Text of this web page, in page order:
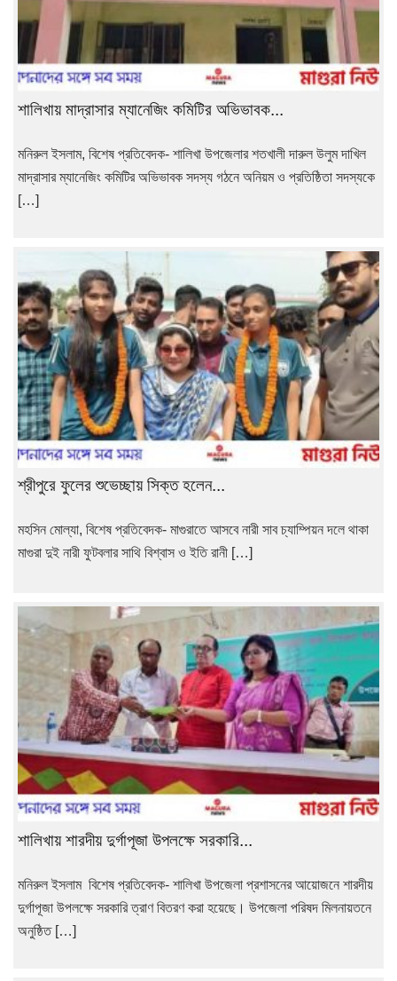
শালিখায় মাদ্রাসার ম্যানেজিং কমিটির অভিভাবক...
মনিরুল ইসলাম, বিশেষ প্রতিবেদক- শালিখা উপজেলার শতখালী দারুল উলুম দাখিল
মাদ্রাসার ম্যানেজিং কমিটির অভিভাবক সদস্য গঠনে অনিয়ম ও প্রতিষ্ঠিতা সদস্যকে
[…]
শ্রীপুরে ফুলের শুভেচ্ছায় সিক্ত হলেন...
মহসিন মোল্যা, বিশেষ প্রতিবেদক- মাগুরাতে আসবে নারী সাব চ্যাম্পিয়ন দলে থাকা
মাগুরা দুই নারী ফুটবলার সাথি বিশ্বাস ও ইতি রানী […]
শালিখায় শারদীয় দুর্গাপূজা উপলক্ষে সরকারি...
মনিরুল ইসলাম বিশেষ প্রতিবেদক- শালিখা উপজেলা প্রশাসনের আয়োজনে শারদীয়
দুর্গাপূজা উপলক্ষে সরকারি ত্রাণ বিতরণ করা হয়েছে। উপজেলা পরিষদ মিলনায়তনে
অনুষ্ঠিত […]